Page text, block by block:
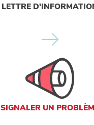
LETTRE
SIGNALER UN